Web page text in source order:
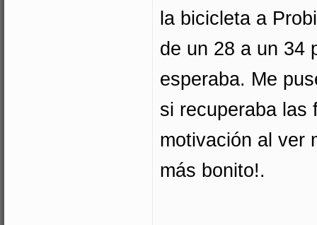
la bicicleta a
de un 28 a un 34
esperaba. Me
si recuperaba las
motivación al ver
más bonito!.